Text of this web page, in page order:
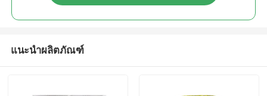
แนะนำผลิตภัณฑ์